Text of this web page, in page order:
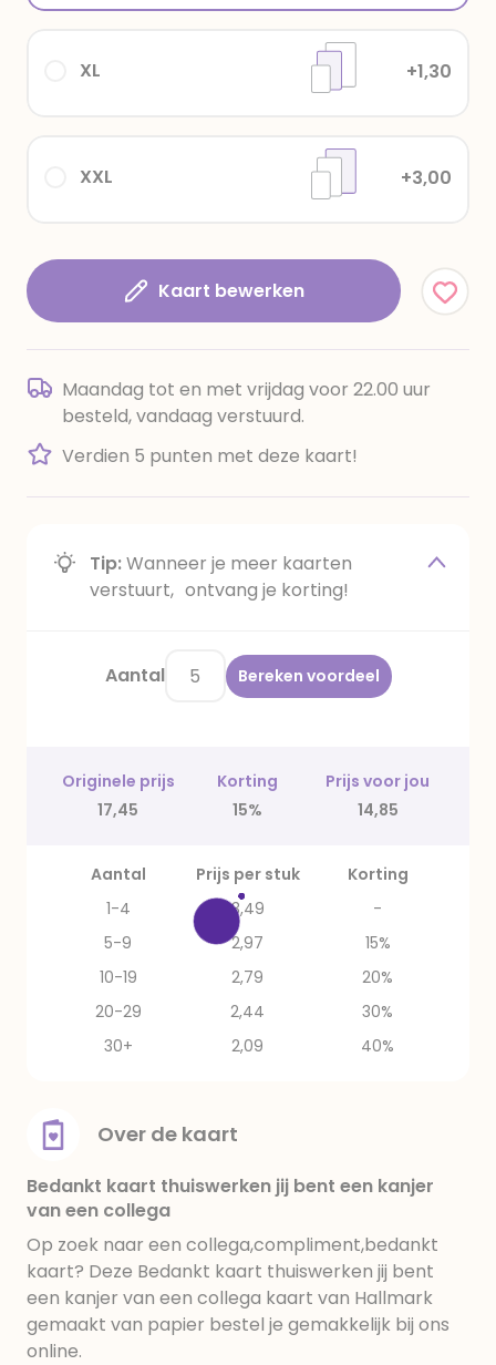
XXL +3,00
XL +1,30
Kaart bewerken
Maandag tot en met vrijdag voor 22.00 uur
besteld, vandaag verstuurd.
Verdien 5 punten met deze kaart!
Tip:Wanneer je meer kaarten
verstuurt, ontvang je korting!
Aantal Bereken voordeel
Originele prijs Korting
Prijs voor jou
17,45
15% 14,85
Aantal Prijs per stuk
Korting
1-4
3,49
-
5-9
2,97
15%
10-19
2,79
20%
20-29
2,44
30%
30+
2,09 40%
Over de kaart
Bedankt kaart thuiswerken jij bent een kanjer
van een collega
Op zoek naar een collega,compliment,bedankt
kaart? Deze Bedankt kaart thuiswerken jij bent
een kanjer van een collega kaart van Hallmark
gemaakt van papier bestel je gemakkelijk bij ons
online.